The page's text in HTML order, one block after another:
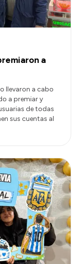
a
llevaron a cabo
a premiar y
de todas
sus cuentas al